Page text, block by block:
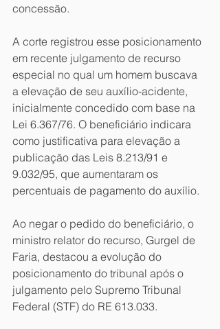
concessão.
A corte registrou esse posicionamento
em recente julgamento de recurso
especial no qual um homem buscava
a elevação de seu auxílio-acidente,
inicialmente concedido com base na
Lei 6.367/76. O beneficiário indicara
como justificativa para elevação a
publicação das Leis 8.213/91 e
9.032/95, que aumentaram os
percentuais de pagamento do auxílio.
Ao negar o pedido do beneficiário, o
ministro relator do recurso, Gurgel de
Faria, destacou a evolução do
posicionamento do tribunal após o
julgamento pelo Supremo Tribunal
Federal (STF) do RE 613.033.